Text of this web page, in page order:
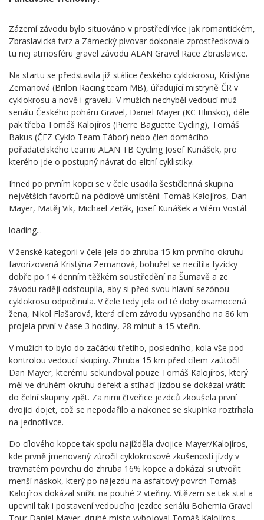
Zázemí závodu bylo situováno v prostředí více jak romantickém,
Zbraslavická tvrz a Zámecký pivovar dokonale zprostředkovalo
tu nej atmosféru gravel závodu ALAN Gravel Race Zbraslavice.
Na startu se představila již stálice českého cyklokrosu, Kristýna
Zemanová (Brilon Racing team MB), úřadující mistryně ČR v
cyklokrosu a nově i gravelu. V mužích nechyběl vedoucí muž
seriálu Českého poháru Gravel, Daniel Mayer (KC Hlinsko), dále
pak třeba Tomáš Kalojíros (Pierre Baguette Cycling), Tomáš
Bakus (ČEZ Cyklo Team Tábor) nebo člen domácího
pořadatelského teamu ALAN TB Cycling Josef Kunášek, pro
kterého jde o postupný návrat do elitní cyklistiky.
Ihned po prvním kopci se v čele usadila šestičlenná skupina
největších favoritů na pódiové umístění: Tomáš Kalojíros, Dan
Mayer, Matěj Vik, Michael Zeťák, Josef Kunášek a Vilém Vostál.
loading...
V ženské kategorii v čele jela do zhruba 15 km prvního okruhu
favorizovaná Kristýna Zemanová, bohužel se necítila fyzicky
dobře po 14 denním těžkém soustředění na Šumavě a ze
závodu raději odstoupila, aby si před svou hlavní sezónou
cyklokrosu odpočinula. V čele tedy jela od té doby osamocená
žena, Nikol Flašarová, která cílem závodu vypsaného na 86 km
projela první v čase 3 hodiny, 28 minut a 15 vteřin.
V mužích to bylo do začátku třetího, posledního, kola vše pod
kontrolou vedoucí skupiny. Zhruba 15 km před cílem zaútočil
Dan Mayer, kterému sekundoval pouze Tomáš Kalojíros, který
měl ve druhém okruhu defekt a stíhací jízdou se dokázal vrátit
do čelní skupiny zpět. Za nimi čtveřice jezdců zkoušela první
dvojici dojet, což se nepodařilo a nakonec se skupinka roztrhala
na jednotlivce.
Do cílového kopce tak spolu najížděla dvojice Mayer/Kalojíros,
kde prvně jmenovaný zúročil cyklokrosové zkušenosti jízdy v
travnatém povrchu do zhruba 16% kopce a dokázal si utvořit
menší náskok, který po nájezdu na asfaltový povrch Tomáš
Kalojíros dokázal snížit na pouhé 2 vteřiny. Vítězem se tak stal a
upevnil tak i postavení vedoucího jezdce seriálu Bohemia Gravel